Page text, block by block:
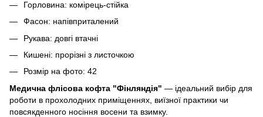
Горловина: комірець-стійка
Фасон: напівприталений
Рукава: довгі втачні
Кишені: прорізні з листочкою
Розмір на фото: 42
Медична флісова кофта "Фінляндія" — ідеальний вибір для
роботи в прохолодних приміщеннях, виїзної практики чи
повсякденного носіння восени та взимку.